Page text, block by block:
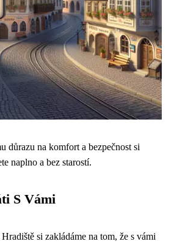
důrazu na komfort a bezpečnost si
naplno a bez starostí.
S Vámi
si zakládáme na tom, že s vámi